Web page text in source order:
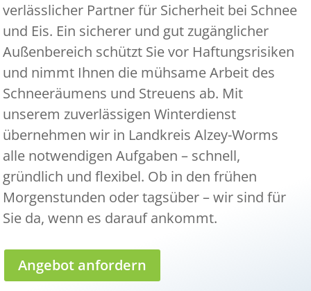
verlässlicher Partner für Sicherheit bei Schnee
und Eis. Ein sicherer und gut zugänglicher
Außenbereich schützt Sie vor Haftungsrisiken
und nimmt Ihnen die mühsame Arbeit des
Schneeräumens und Streuens ab. Mit
unserem zuverlässigen Winterdienst
übernehmen wir in Landkreis Alzey-Worms
alle notwendigen Aufgaben – schnell,
gründlich und flexibel. Ob in den frühen
Morgenstunden oder tagsüber – wir sind für
Sie da, wenn es darauf ankommt.
Angebot anfordern